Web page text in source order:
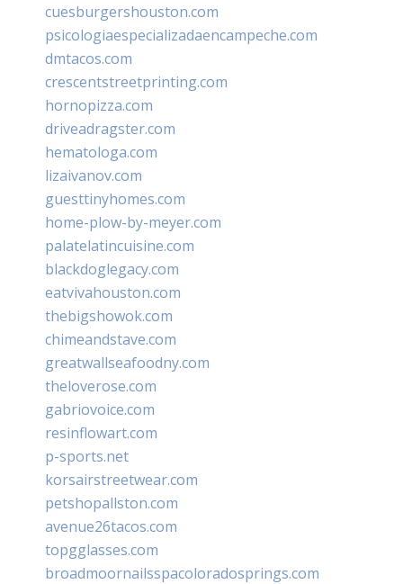
cuesburgershouston.com
psicologiaespecializadaencampeche.com
dmtacos.com
crescentstreetprinting.com
hornopizza.com
driveadragster.com
hematologa.com
lizaivanov.com
guesttinyhomes.com
home-plow-by-meyer.com
palatelatincuisine.com
blackdoglegacy.com
eatvivahouston.com
thebigshowok.com
chimeandstave.com
greatwallseafoodny.com
theloverose.com
gabriovoice.com
resinflowart.com
p-sports.net
korsairstreetwear.com
petshopallston.com
avenue26tacos.com
topgglasses.com
broadmoornailsspacoloradosprings.com